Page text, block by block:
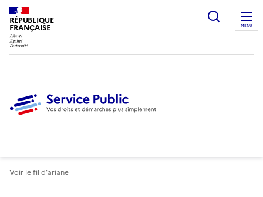
RÉPUBLIQUE
FRANÇAISE
Ouvrir
MENU
Voir le fil d'ariane